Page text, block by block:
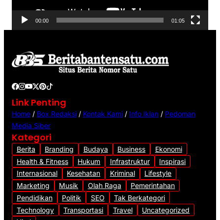
o
00:00 01:05
Link Penting
Home / Box Redaksi / Kontak Kami / Info Iklan / Pedoman
Media Siber
Kategori
Berita Branding Budaya Business
Ekonomi
Health & Fitness
Hukum Infrastruktur
Inspirasi
Internasional
Kesehatan Kriminal
Lifestyle
Marketing
Musik Olah Raga
Pemerintahan
Pendidikan
Politik SEO
Tak Berkategori
Technology
Transportasi Travel
Uncategorized